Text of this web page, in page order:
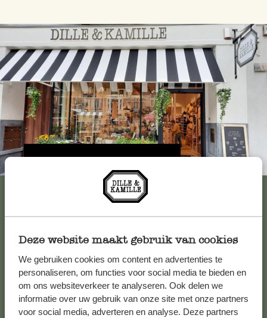
Deze website maakt gebruik van cookies
We gebruiken cookies om content en advertenties te
personaliseren, om functies voor social media te bieden en
om ons websiteverkeer te analyseren. Ook delen we
informatie over uw gebruik van onze site met onze partners
voor social media, adverteren en analyse. Deze partners
Alle 62 Geschäfte anzeigen
Kundenservice/Hilfe
Falls Sie Fragen haben oder Tipps und Hilfe brauchen, wenden
Sie sich bitte an unseren Kundenservice. Oder lesen Sie hier
die Antworten aufhäufig gestellte Fragen.